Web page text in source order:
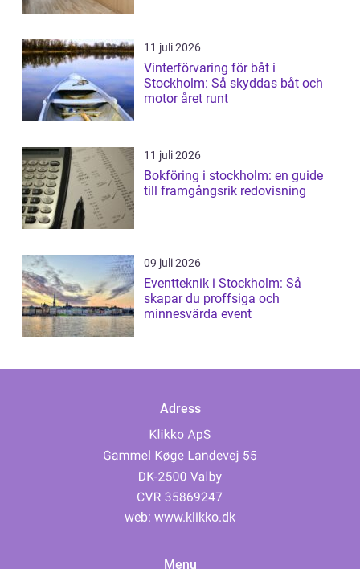
11 juli 2026
Vinterförvaring för båt i
Stockholm: Så skyddas båt och
motor året runt
11 juli 2026
Bokföring i stockholm: en guide
till framgångsrik redovisning
09 juli 2026
Eventteknik i Stockholm: Så
skapar du proffsiga och
minnesvärda event
Adress
web: www.klikko.dk
Menu